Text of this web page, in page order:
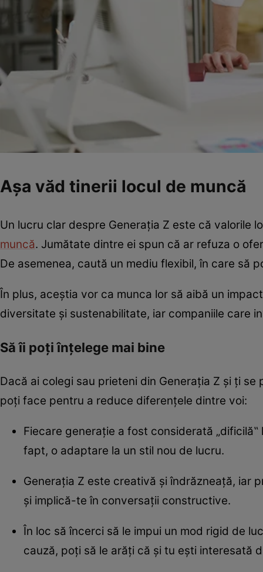
Așa văd tinerii locul de muncă
Un lucru clar despre Generația Z este că valorile
muncă. Jumătate dintre ei spun că ar refuza o
De asemenea, caută un mediu flexibil, în care să
În plus, aceștia vor ca munca lor să aibă un
diversitate și sustenabilitate, iar companiile care
Să îi poți înțelege mai bine
Dacă ai colegi sau prieteni din Generația Z și ți
poți face pentru a reduce diferențele dintre voi:
Fiecare generație a fost considerată
fapt, o adaptare la un stil nou de lucru.
Generația Z este creativă și îndrăzneață, iar
și implică-te în conversații constructive.
În loc să încerci să le impui un mod rigid de
cauză, poți să le arăți că și tu ești interesată